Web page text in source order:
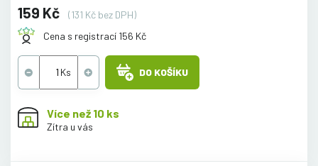
159 Kč
(131 Kč bez DPH)
Cena s registrací 156 Kč
DO KOŠÍKU
Více než 10 ks
Zítra u vás